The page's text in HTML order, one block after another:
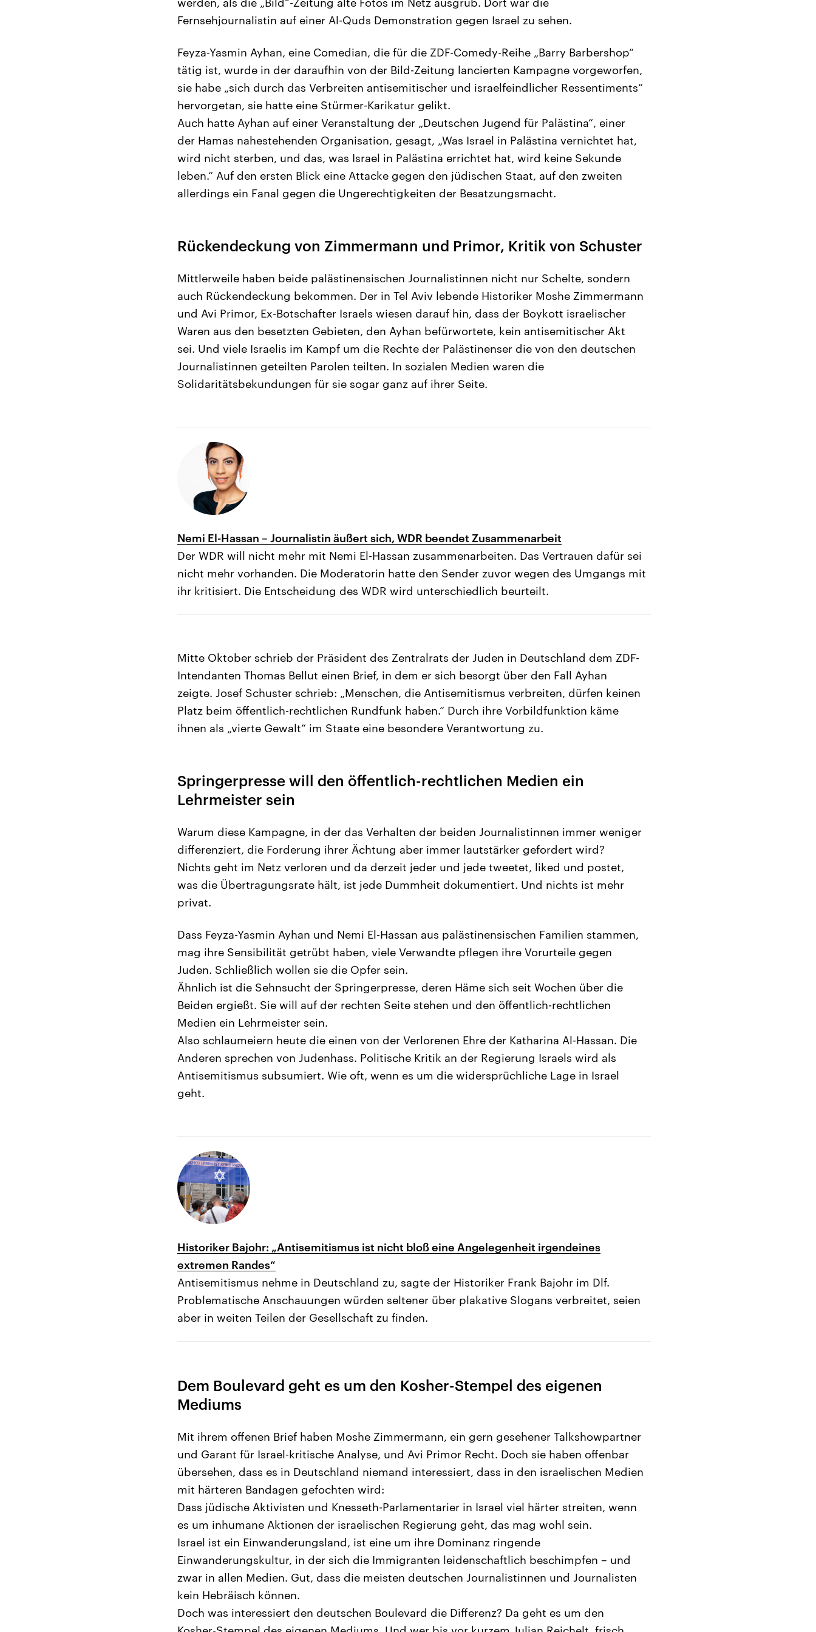
Fernsehjournalistin auf einer Al-Quds Demonstration gegen Israel zu sehen.
Feyza-Yasmin Ayhan, eine Comedian, die für die ZDF-Comedy-Reihe „Barry Barbershop“
tätig ist, wurde in der daraufhin von der Bild-Zeitung lancierten Kampagne vorgeworfen,
sie habe „sich durch das Verbreiten antisemitischer und israelfeindlicher Ressentiments“
hervorgetan, sie hatte eine Stürmer-Karikatur gelikt.
Auch hatte Ayhan auf einer Veranstaltung der „Deutschen Jugend für Palästina“, einer
der Hamas nahestehenden Organisation, gesagt, „Was Israel in Palästina vernichtet hat,
wird nicht sterben, und das, was Israel in Palästina errichtet hat, wird keine Sekunde
leben.“ Auf den ersten Blick eine Attacke gegen den jüdischen Staat, auf den zweiten
allerdings ein Fanal gegen die Ungerechtigkeiten der Besatzungsmacht.
Rückendeckung von Zimmermann und Primor, Kritik von Schuster
Mittlerweile haben beide palästinensischen Journalistinnen nicht nur Schelte, sondern
auch Rückendeckung bekommen. Der in Tel Aviv lebende Historiker Moshe Zimmermann
und Avi Primor, Ex-Botschafter Israels wiesen darauf hin, dass der Boykott israelischer
Waren aus den besetzten Gebieten, den Ayhan befürwortete, kein antisemitischer Akt
sei. Und viele Israelis im Kampf um die Rechte der Palästinenser die von den deutschen
Journalistinnen geteilten Parolen teilten. In sozialen Medien waren die
Solidaritätsbekundungen für sie sogar ganz auf ihrer Seite.
Nemi El-Hassan – Journalistin äußert sich, WDR beendet Zusammenarbeit
Der WDR will nicht mehr mit Nemi El-Hassan zusammenarbeiten. Das Vertrauen dafür sei
nicht mehr vorhanden. Die Moderatorin hatte den Sender zuvor wegen des Umgangs mit
ihr kritisiert. Die Entscheidung des WDR wird unterschiedlich beurteilt.
Mitte Oktober schrieb der Präsident des Zentralrats der Juden in Deutschland dem ZDF-
Intendanten Thomas Bellut einen Brief, in dem er sich besorgt über den Fall Ayhan
zeigte. Josef Schuster schrieb: „Menschen, die Antisemitismus verbreiten, dürfen keinen
Platz beim öffentlich-rechtlichen Rundfunk haben.“ Durch ihre Vorbildfunktion käme
ihnen als „vierte Gewalt“ im Staate eine besondere Verantwortung zu.
Springerpresse will den öffentlich-rechtlichen Medien ein
Lehrmeister sein
Warum diese Kampagne, in der das Verhalten der beiden Journalistinnen immer weniger
differenziert, die Forderung ihrer Ächtung aber immer lautstärker gefordert wird?
Nichts geht im Netz verloren und da derzeit jeder und jede tweetet, liked und postet,
was die Übertragungsrate hält, ist jede Dummheit dokumentiert. Und nichts ist mehr
privat.
Dass Feyza-Yasmin Ayhan und Nemi El-Hassan aus palästinensischen Familien stammen,
mag ihre Sensibilität getrübt haben, viele Verwandte pflegen ihre Vorurteile gegen
Juden. Schließlich wollen sie die Opfer sein.
Ähnlich ist die Sehnsucht der Springerpresse, deren Häme sich seit Wochen über die
Beiden ergießt. Sie will auf der rechten Seite stehen und den öffentlich-rechtlichen
Medien ein Lehrmeister sein.
Also schlaumeiern heute die einen von der Verlorenen Ehre der Katharina Al-Hassan. Die
Anderen sprechen von Judenhass. Politische Kritik an der Regierung Israels wird als
Antisemitismus subsumiert. Wie oft, wenn es um die widersprüchliche Lage in Israel
geht.
Historiker Bajohr: „Antisemitismus ist nicht bloß eine Angelegenheit irgendeines
extremen Randes“
Antisemitismus nehme in Deutschland zu, sagte der Historiker Frank Bajohr im Dlf.
Problematische Anschauungen würden seltener über plakative Slogans verbreitet, seien
aber in weiten Teilen der Gesellschaft zu finden.
Dem Boulevard geht es um den Kosher-Stempel des eigenen
Mediums
Mit ihrem offenen Brief haben Moshe Zimmermann, ein gern gesehener Talkshowpartner
und Garant für Israel-kritische Analyse, und Avi Primor Recht. Doch sie haben offenbar
übersehen, dass es in Deutschland niemand interessiert, dass in den israelischen Medien
mit härteren Bandagen gefochten wird:
Dass jüdische Aktivisten und Knesseth-Parlamentarier in Israel viel härter streiten, wenn
es um inhumane Aktionen der israelischen Regierung geht, das mag wohl sein.
Israel ist ein Einwanderungsland, ist eine um ihre Dominanz ringende
Einwanderungskultur, in der sich die Immigranten leidenschaftlich beschimpfen – und
zwar in allen Medien. Gut, dass die meisten deutschen Journalistinnen und Journalisten
kein Hebräisch können.
Doch was interessiert den deutschen Boulevard die Differenz? Da geht es um den